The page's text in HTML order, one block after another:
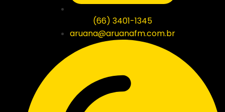
(66) 3401-1345
aruana@aruanafm.com.br